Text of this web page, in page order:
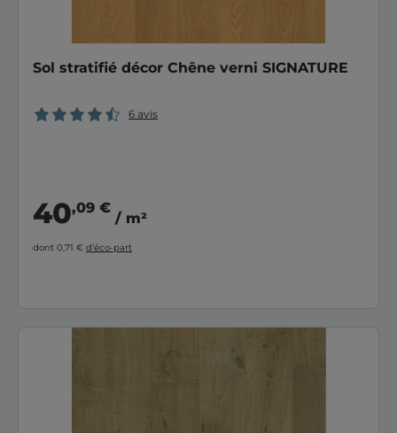
Sol stratifié décor Chêne verni SIGNATURE
6 avis
40,09 €
/ m²
dont 0,71 € d’éco-part